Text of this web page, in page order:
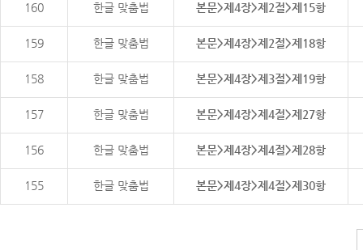
160 한글 맞춤법 본문>제4장>제2절>제15항
159 한글 맞춤법 본문>제4장>제2절>제18항
158 한글 맞춤법 본문>제4장>제3절>제19항
157 한글 맞춤법 본문>제4장>제4절>제27항
156 한글 맞춤법 본문>제4장>제4절>제28항
155 한글 맞춤법 본문>제4장>제4절>제30항